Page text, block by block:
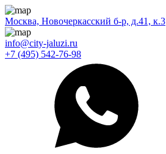
Москва, Новочеркасский б-р, д.41, к.3
info@city-jaluzi.ru
+7 (495) 542-76-98